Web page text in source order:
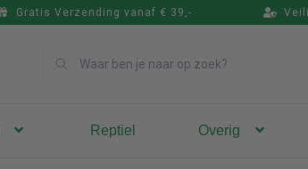
Gratis Verzending vanaf € 39,-
Reptiel Overig